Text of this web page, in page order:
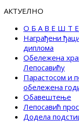
АКТУЕЛНО
О Б А В Е Ш Т
Награђени
диплома
Обележена
Лепосавићу
Парастосом и
обележена
Обавештење
Лепосавић
Додела